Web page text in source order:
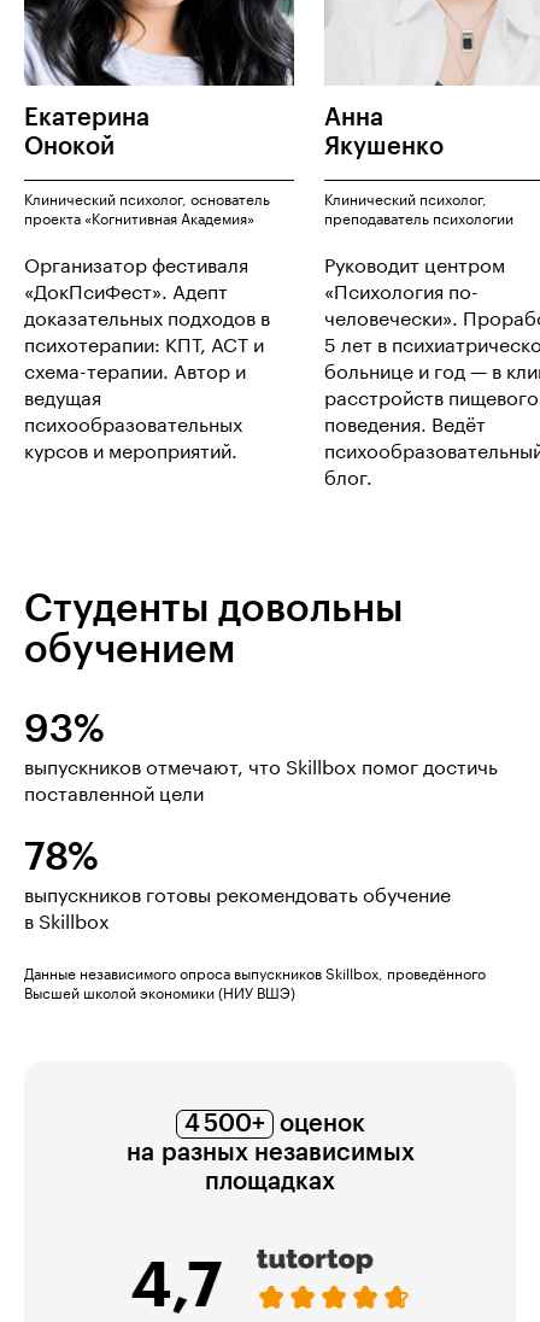
Екатерина
Онокой
Клинический психолог, основатель
проекта «Когнитивная Академия»
Организатор фестиваля
«ДокПсиФест». Адепт
доказательных подходов в
психотерапии: КПТ, ACT и
схема-терапии. Автор и
ведущая
психообразовательных
курсов и мероприятий.
Анна
Якушенко
Клинический психолог,
преподаватель психологии
Руководит центром
«Психология по-
человечески».
5 лет в
больнице и год — в
расстройств пищевого
поведения. Ведёт
блог.
Студенты довольны
обучением
93%
выпускников отмечают, что Skillbox помог достичь
поставленной цели
78%
выпускников готовы рекомендовать обучение
в Skillbox
Данные независимого опроса выпускников Skillbox, проведённого
Высшей школой экономики (НИУ ВШЭ)
4 500+ оценок
на разных независимых
площадках
4,7